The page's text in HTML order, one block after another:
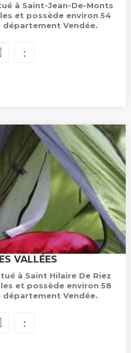
à Saint-Jean-De-Monts
et possède environ 54
Vendée.
VALLÉES
à Saint Hilaire De Riez
et possède environ 58
Vendée.